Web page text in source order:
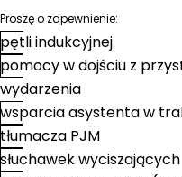
Proszę o zapewnienie:
pętli indukcyjnej
pomocy w dojściu z
wydarzenia
wsparcia asystenta w
tłumacza PJM
słuchawek wyciszających